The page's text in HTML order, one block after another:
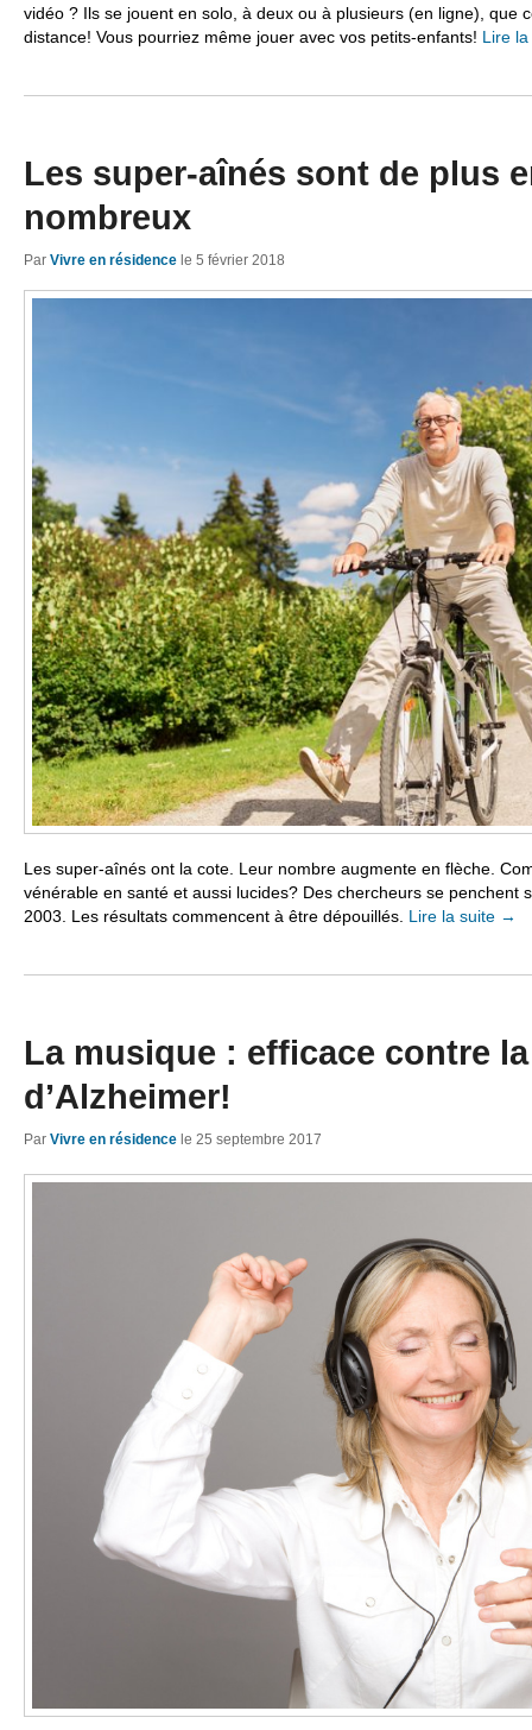
vidéo ? Ils se jouent en solo, à deux ou à plusieurs (en ligne), que
distance! Vous pourriez même jouer avec vos petits-enfants! Lire
Les super-aînés sont de plus
nombreux
Par Vivre en résidence le 5 février 2018
Les super-aînés ont la cote. Leur nombre augmente en flèche.
vénérable en santé et aussi lucides? Des chercheurs se penchent
2003. Les résultats commencent à être dépouillés. Lire la suite →
La musique : efficace contre
d’Alzheimer!
Par Vivre en résidence le 25 septembre 2017